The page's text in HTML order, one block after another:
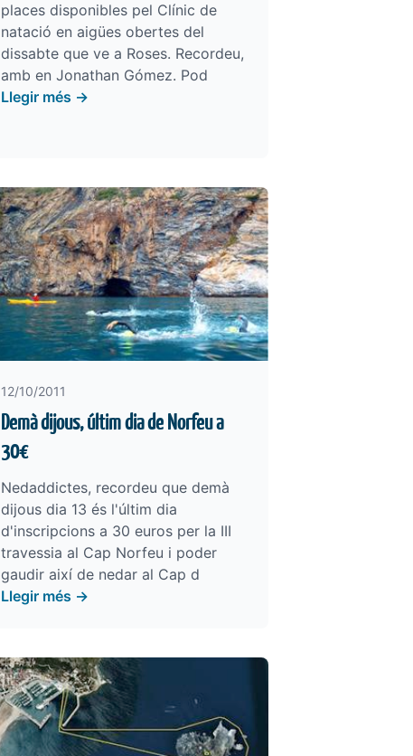
places disponibles pel Clínic de
natació en aigües obertes del
dissabte que ve a Roses. Recordeu,
amb en Jonathan Gómez. Pod
Llegir més →
12/10/2011
Demà dijous, últim dia de Norfeu a
30€
Nedaddictes, recordeu que demà
dijous dia 13 és l'últim dia
d'inscripcions a 30 euros per la III
travessia al Cap Norfeu i poder
gaudir així de nedar al Cap d
Llegir més →